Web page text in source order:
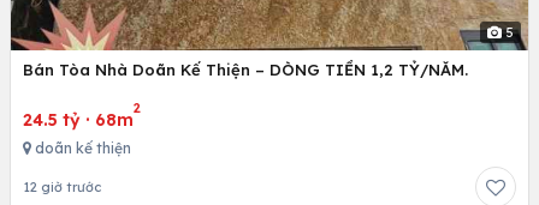
5
Bán Tòa Nhà Doãn Kế Thiện – DÒNG TIỀN 1,2 TỶ/NĂM.
24.5 tỷ · 68m
2
doãn kế thiện
12 giờ trước